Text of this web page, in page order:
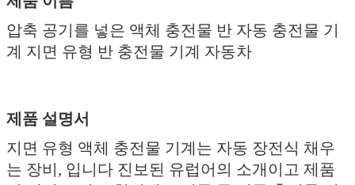
압축 공기를 넣은 액체 충전물 반 자동 충전물 기
계 지면 유형 반 충전물 기계 자동차
제품 설명서
지면 유형 액체 충전물 기계는 자동 장전식 채우
는 장비, 입니다 진보된 유럽어의 소개이고 제품